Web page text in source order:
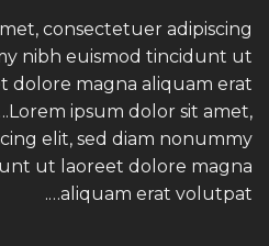
consectetuer adipiscing
nibh euismod tincidunt ut
dolore magna aliquam erat
ipsum dolor sit amet,
elit, sed diam nonummy
ut laoreet dolore magna
aliquam erat volutpat….